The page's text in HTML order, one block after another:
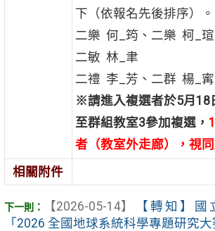
下（依報名先後排序）。
二樂 何_筠、二樂 柯_瑄
二敏 林_聿
二禮 李_芳、二群 楊_寗
※請進入複選者於5月18
至群組教室3參加複選，
者（教室外走廊），視
相關附件
【2026-05-14】
【轉知】國
「2026 全國地球系統科學專題研究大